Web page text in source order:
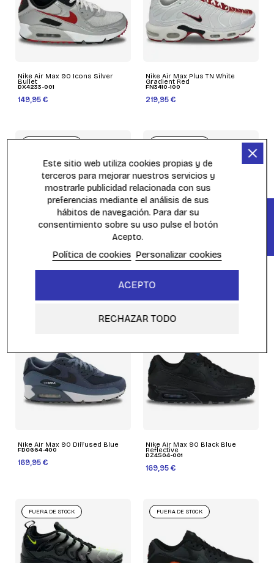
Nike Air Max 90 Icons Silver
Bullet
DX4233-001
149,95 €
Nike Air Max Plus TN White
Gradient Red
FN3410-100
219,95 €
Nike Air Max 97 Black Picante
FD0655-001
Nike Air Max 90 Kiss My Airs
FD9753-100
169,95 €
Nike Air Max 90 Diffused Blue
FD0664-400
169,95 €
Nike Air Max 90 Black Blue
Reflective
DZ4504-001
169,95 €
FUERA DE STOCK FUERA DE STOCK
Este sitio web utiliza cookies propias y de
terceros para mejorar nuestros servicios y
mostrarle publicidad relacionada con sus
preferencias mediante el análisis de sus
hábitos de navegación. Para dar su
consentimiento sobre su uso pulse el botón
Acepto.
Política de cookies Personalizar cookies
RECHAZAR TODO
ACEPTO